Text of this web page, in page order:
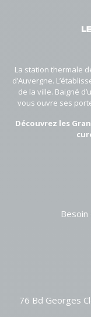
La station thermale
d’Auvergne.
de la ville. Baigné
vous ouvre ses
Découvrez les
Besoin
76 Bd Georges